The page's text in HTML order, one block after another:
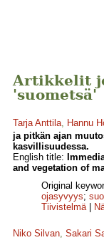
Artikkelit
'suometsä'
Tarja Anttila, Hannu
ja pitkän ajan
kasvillisuudessa.
English title:
and vegetation of
Original
ojasyvyys;
Tiivistelmä|
Niko Silvan, Sakari